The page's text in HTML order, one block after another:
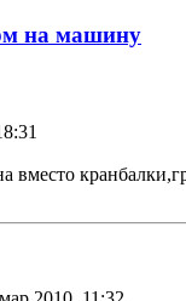
на машину